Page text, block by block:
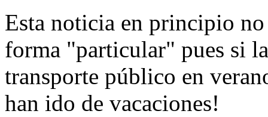
Esta noticia en principio
forma "particular" pues si
transporte público en
han ido de vacaciones!